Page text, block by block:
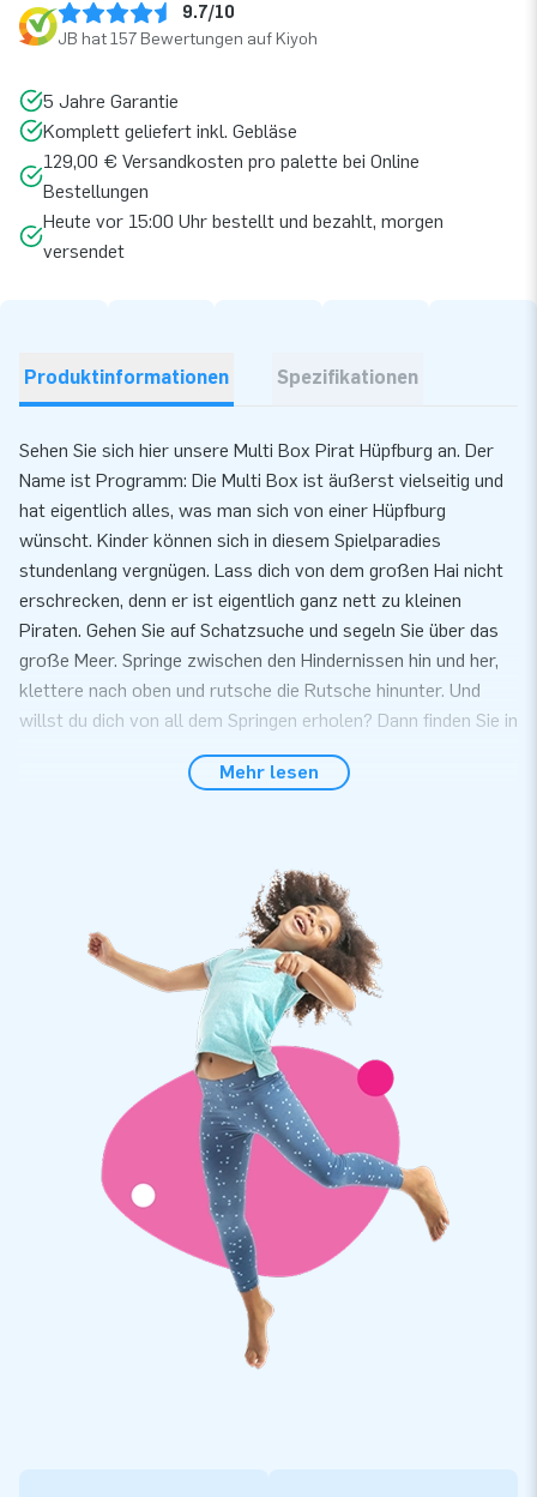
9.7/10
JB hat 157 Bewertungen auf Kiyoh
5 Jahre Garantie
Komplett geliefert inkl. Gebläse
129,00 € Versandkosten pro palette bei Online
Bestellungen
Heute vor 15:00 Uhr bestellt und bezahlt, morgen
versendet
Produktinformationen Spezifikationen
Sehen Sie sich hier unsere Multi Box Pirat Hüpfburg an. Der
Name ist Programm: Die Multi Box ist äußerst vielseitig und
hat eigentlich alles, was man sich von einer Hüpfburg
wünscht. Kinder können sich in diesem Spielparadies
stundenlang vergnügen. Lass dich von dem großen Hai nicht
erschrecken, denn er ist eigentlich ganz nett zu kleinen
Piraten. Gehen Sie auf Schatzsuche und segeln Sie über das
große Meer. Springe zwischen den Hindernissen hin und her,
klettere nach oben und rutsche die Rutsche hinunter. Und
willst du dich von all dem Springen erholen? Dann finden Sie in
der Multi Box bestimmt ein schönes Plätzchen zum Chillen,
denn Platz ist reichlich vorhanden. Diese Hüpfburg mit
Seien Sie schnell! Nur solange der Vorrat reicht!
Bei JB Hüpfburg können Sie eine Multi Box
Hüpfburg für Kinder bestellen
Der Kauf einer aufblasbaren Multi Box Hüpfburg bei JB
Hüpfburg ist keine schlechte Idee. Es ist die perfekte
Attraktion für Kinder. Eine Hüpfburg mit Rutsche sorgt für
stundenlangen Spielspaß. Denn was gibt es Schöneres, als
mit seinen Freunden in einer Multi Box Hüpfburg mit Rutsche
und Hindernissen zu hüpfen? Nichts! Vor allem nicht, wenn
dieses aufblasbare Multi Box Luftkissen Ihr Lieblingsthema
hat! Von diesem Multi Box Pirat bis Multi Box Dschungel und
von Multi Box Einhorn bis Multi Box Hawaii: Bei JB Hüpfburg
gibt es für jeden eine aufblasbare Hüpfburg mit Rutsche.
Auf der Suche nach einem aufblasbaren Hüpfburg
mit Rutsche? Kaufen Sie einen Multi Box Piraten
Mehr lesen